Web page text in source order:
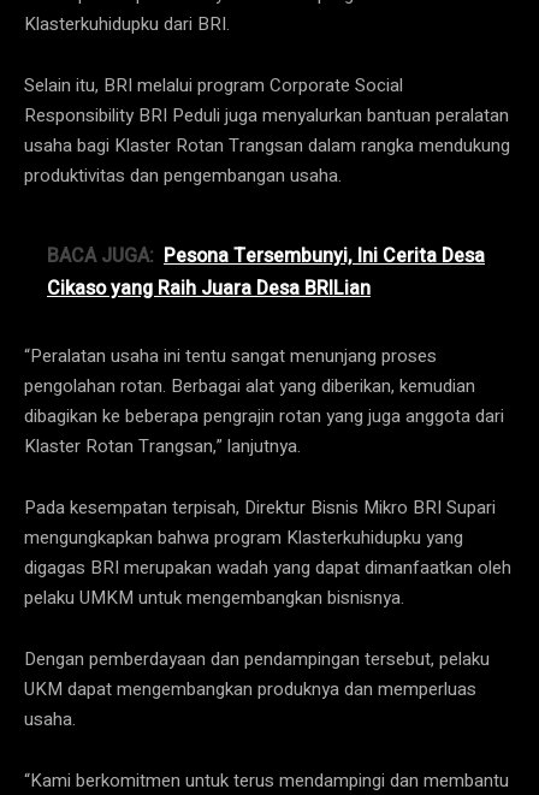
Klasterkuhidupku dari BRI.
Selain itu, BRI melalui program Corporate Social
Responsibility BRI Peduli juga menyalurkan bantuan peralatan
usaha bagi Klaster Rotan Trangsan dalam rangka mendukung
produktivitas dan pengembangan usaha.
BACA JUGA: Pesona Tersembunyi, Ini Cerita Desa
Cikaso yang Raih Juara Desa BRILian
“Peralatan usaha ini tentu sangat menunjang proses
pengolahan rotan. Berbagai alat yang diberikan, kemudian
dibagikan ke beberapa pengrajin rotan yang juga anggota dari
Klaster Rotan Trangsan,” lanjutnya.
Pada kesempatan terpisah, Direktur Bisnis Mikro BRI Supari
mengungkapkan bahwa program Klasterkuhidupku yang
digagas BRI merupakan wadah yang dapat dimanfaatkan oleh
pelaku UMKM untuk mengembangkan bisnisnya.
Dengan pemberdayaan dan pendampingan tersebut, pelaku
UKM dapat mengembangkan produknya dan memperluas
usaha.
“Kami berkomitmen untuk terus mendampingi dan membantu